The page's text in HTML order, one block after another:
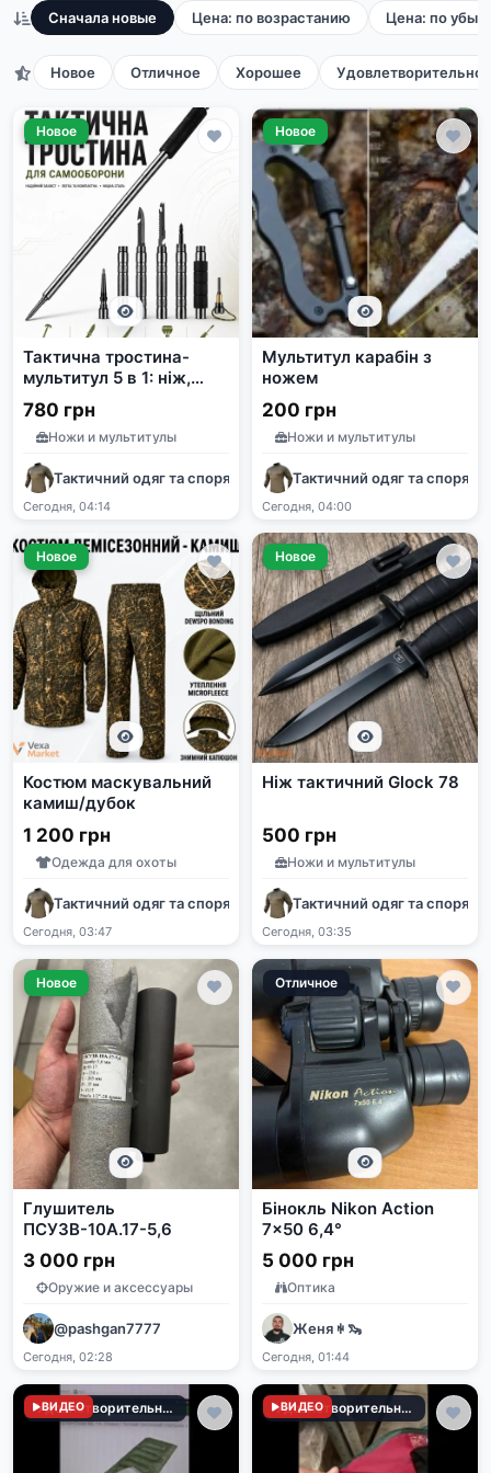
Сначала новые Цена: по возрастанию Цена: по
Новое Отличное Хорошее Удовлетворительное
Новое
Тактична тростина-
мультитул 5 в 1: ніж,
пила, склобій, відкрутка
780 грн
Ножи и мультитулы
Тактичний одяг та спорядження
Сегодня, 04:14
Новое
Мультитул карабін з
ножем
200 грн
Ножи и мультитулы
Тактичний одяг та
Сегодня, 04:00
Новое
Костюм маскувальний
камиш/дубок
1 200 грн
Одежда для охоты
Тактичний одяг та спорядження
Сегодня, 03:47
Новое
Ніж тактичний Glock 78
500 грн
Ножи и мультитулы
Тактичний одяг та
Сегодня, 03:35
Новое
Глушитель
ПСУЗВ-10А.17-5,6
3 000 грн
Оружие и аксессуары
@pashgan7777
Сегодня, 02:28
Отличное
Бінокль Nikon Action
7x50 6,4°
5 000 грн
Оптика
Женя ꑭ 🦦
Сегодня, 01:44
Удовлетворительное
ВИДЕО Удовлетворительное
ВИДЕО